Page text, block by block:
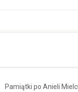
Pamiątki po Anieli